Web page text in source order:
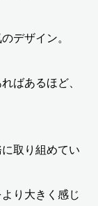
デザイン。
ばあるほど、
取り組めてい
り大きく感じ